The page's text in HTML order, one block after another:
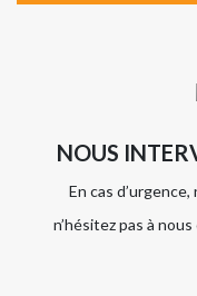
NOUS
En cas
n’hésitez pas à